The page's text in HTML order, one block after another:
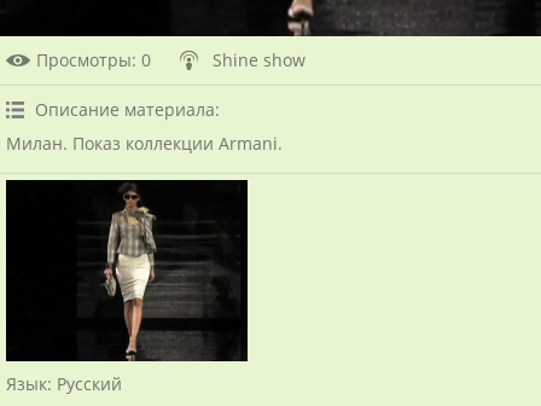
Просмотры: 0 Shine show
Описание материала:
Милан. Показ коллекции Armani.
Язык: Русский